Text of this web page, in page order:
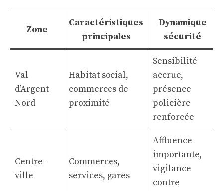
Zone
Caractéristiques
principales
Dynamique
sécurité
Val
d’Argent
Nord
Habitat social,
commerces de
proximité
Sensibilité
accrue,
présence
policière
renforcée
Centre-
ville
Commerces,
services, gares
Affluence
importante,
vigilance
contre